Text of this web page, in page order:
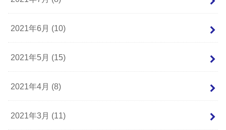
2021年6月 (10)
2021年5月 (15)
2021年4月 (8)
2021年3月 (11)